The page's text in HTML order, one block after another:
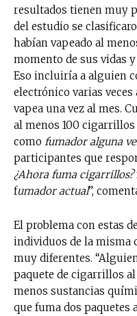
resultados tienen muy
del estudio se
habían vapeado al
momento de sus vidas
Eso incluiría a alguien
electrónico varias
vapea una vez al mes.
al menos 100
como fumador alguna
participantes que
¿Ahora fuma cigarrillos?
fumador actual”,
El problema con estas
individuos de la misma
muy diferentes.
paquete de cigarrillos
menos sustancias
que fuma dos paquetes